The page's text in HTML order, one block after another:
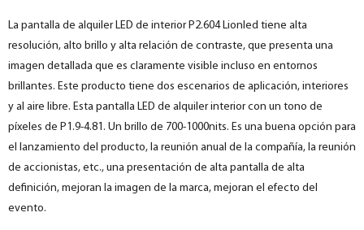
La pantalla de alquiler LED de interior P2.604 Lionled tiene alta
resolución, alto brillo y alta relación de contraste, que presenta una
imagen detallada que es claramente visible incluso en entornos
brillantes. Este producto tiene dos escenarios de aplicación, interiores
y al aire libre. Esta pantalla LED de alquiler interior con un tono de
píxeles de P1.9-4.81. Un brillo de 700-1000nits. Es una buena opción para
el lanzamiento del producto, la reunión anual de la compañía, la reunión
de accionistas, etc., una presentación de alta pantalla de alta
definición, mejoran la imagen de la marca, mejoran el efecto del
evento.